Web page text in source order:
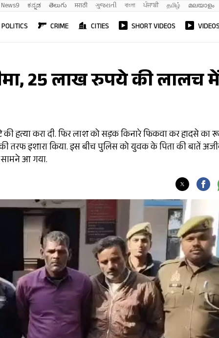
News9 ಕನ್ನಡ తెలుగు मराठी ગુજરાતી বাংলা ਪੰਜਾਬੀ தமிழ் മലയാളം
POLITICS CRIME CITIES SHORT VIDEOS
25 लाख रुपये की लालच
हत्या करा दी. फिर लाश को सड़क किनारे फिकवा कर हादसे का
तरफ इशारा किया. इस बीच पुलिस को युवक के पिता की बातें
आ गया.